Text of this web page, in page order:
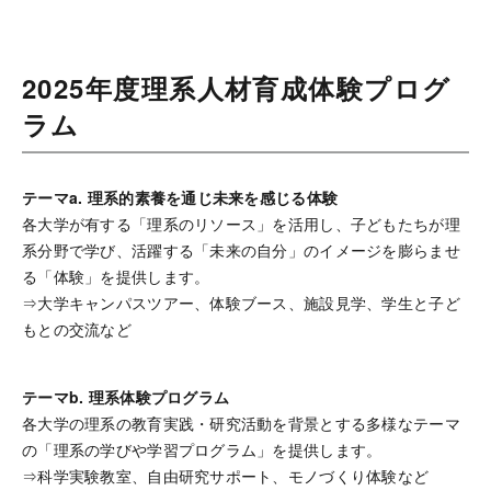
2025年度理系人材育成体験プログ
ラム
テーマa. 理系的素養を通じ未来を感じる体験
各大学が有する「理系のリソース」を活用し、子どもたちが理
系分野で学び、活躍する「未来の自分」のイメージを膨らませ
る「体験」を提供します。
⇒大学キャンパスツアー、体験ブース、施設見学、学生と子ど
もとの交流など
テーマb. 理系体験プログラム
各大学の理系の教育実践・研究活動を背景とする多様なテーマ
の「理系の学びや学習プログラム」を提供します。
⇒科学実験教室、自由研究サポート、モノづくり体験など